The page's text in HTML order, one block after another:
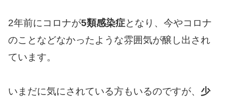
2年前にコロナが5類感染症となり、今やコロナ
のことなどなかったような雰囲気が醸し出され
ています。
いまだに気にされている方もいるのですが、 少